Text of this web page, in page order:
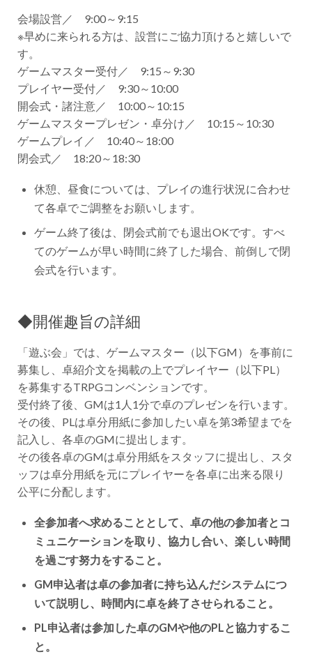
会場設営／ 9:00～9:15
※早めに来られる方は、設営にご協力頂けると嬉しいで
す。
ゲームマスター受付／ 9:15～9:30
プレイヤー受付／ 9:30～10:00
開会式・諸注意／ 10:00～10:15
ゲームマスタープレゼン・卓分け／ 10:15～10:30
ゲームプレイ／ 10:40～18:00
閉会式／ 18:20～18:30
休憩、昼食については、プレイの進行状況に合わせ
て各卓でご調整をお願いします。
ゲーム終了後は、閉会式前でも退出OKです。すべ
てのゲームが早い時間に終了した場合、前倒しで閉
会式を行います。
◆開催趣旨の詳細
「遊ぶ会」では、ゲームマスター（以下GM）を事前に
募集し、卓紹介文を掲載の上でプレイヤー（以下PL）
を募集するTRPGコンベンションです。
受付終了後、GMは1人1分で卓のプレゼンを行います。
その後、PLは卓分用紙に参加したい卓を第3希望までを
記入し、各卓のGMに提出します。
その後各卓のGMは卓分用紙をスタッフに提出し、スタ
ッフは卓分用紙を元にプレイヤーを各卓に出来る限り
公平に分配します。
全参加者へ求めることとして、卓の他の参加者とコ
ミュニケーションを取り、協力し合い、楽しい時間
を過ごす努力をすること。
GM申込者は卓の参加者に持ち込んだシステムにつ
いて説明し、時間内に卓を終了させられること。
PL申込者は参加した卓のGMや他のPLと協力するこ
と。